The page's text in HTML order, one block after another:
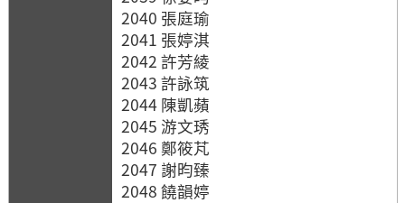
2040 張庭瑜
2041 張婷淇
2042 許芳綾
2043 許詠筑
2044 陳凱蘋
2045 游文琇
2046 鄭筱芃
2047 謝昀臻
2048 饒韻婷